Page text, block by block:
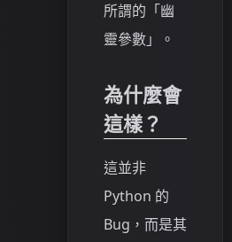
所謂的「幽
靈參數」。
為什麼會
這樣？
這並非
Python 的
Bug，而是其